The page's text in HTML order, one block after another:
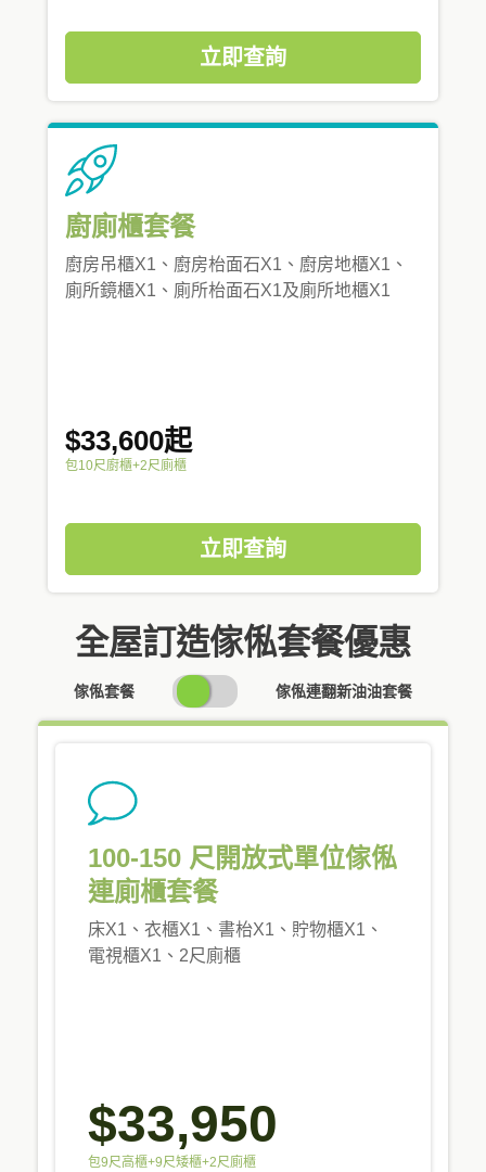
立即查詢
廚廁櫃套餐
廚房吊櫃X1、廚房枱面石X1、廚房地櫃X1、
廁所鏡櫃X1、廁所枱面石X1及廁所地櫃X1
$33,600起
包10尺廚櫃+2尺廁櫃
立即查詢
全屋訂造傢俬套餐優惠
傢俬套餐
SWITCH
PRICING
傢俬連翻新油油套餐
100-150 尺開放式單位傢俬
連廁櫃套餐
床X1、衣櫃X1、書枱X1、貯物櫃X1、
電視櫃X1、2尺廁櫃
$33,950
包9尺高櫃+9尺矮櫃+2尺廁櫃